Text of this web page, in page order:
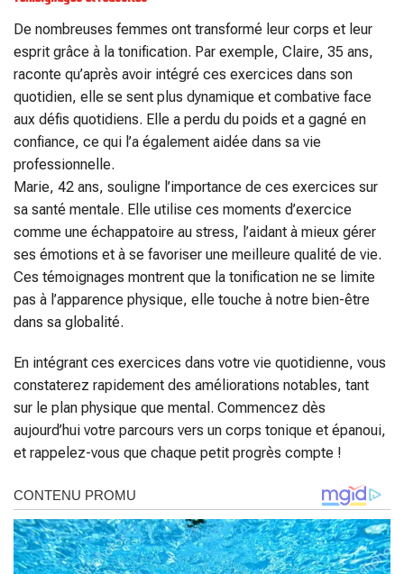
De nombreuses femmes ont transformé leur corps et leur
esprit grâce à la tonification. Par exemple, Claire, 35 ans,
raconte qu’après avoir intégré ces exercices dans son
quotidien, elle se sent plus dynamique et combative face
aux défis quotidiens. Elle a perdu du poids et a gagné en
confiance, ce qui l’a également aidée dans sa vie
professionnelle.
Marie, 42 ans, souligne l’importance de ces exercices sur
sa santé mentale. Elle utilise ces moments d’exercice
comme une échappatoire au stress, l’aidant à mieux gérer
ses émotions et à se favoriser une meilleure qualité de vie.
Ces témoignages montrent que la tonification ne se limite
pas à l’apparence physique, elle touche à notre bien-être
dans sa globalité.
En intégrant ces exercices dans votre vie quotidienne, vous
constaterez rapidement des améliorations notables, tant
sur le plan physique que mental. Commencez dès
aujourd’hui votre parcours vers un corps tonique et épanoui,
et rappelez-vous que chaque petit progrès compte !